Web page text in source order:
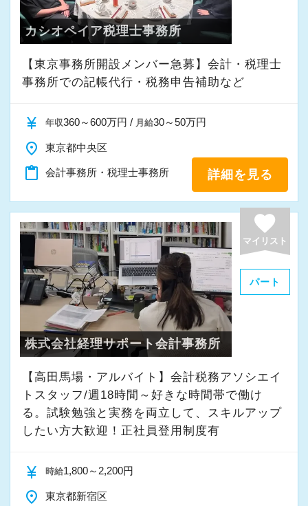
カシオペイア税理士事務所
【東京事務所開設メンバー急募】会計・税理士
事務所での記帳代行・税務申告補助など
currency_yen 年収360～600万円 / 月給30～50万円
place 東京都中央区
content_paste 会計事務所・税理士事務所 詳細を見る
favorite
マイリスト
パート
株式会社経理サポート会計事務所
【高田馬場・アルバイト】会計税務アソシエイ
トスタッフ/週18時間～好きな時間帯で働け
る。試験勉強と実務を両立して、スキルアップ
したい方大歓迎！正社員登用制度有
currency_yen 時給1,800～2,200円
place 東京都新宿区